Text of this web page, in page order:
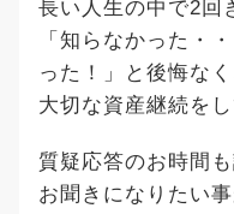
長い人生の中で2回
「知らなかった・
った！」と後悔なく
大切な資産継続を
質疑応答のお時間
お聞きになりたい